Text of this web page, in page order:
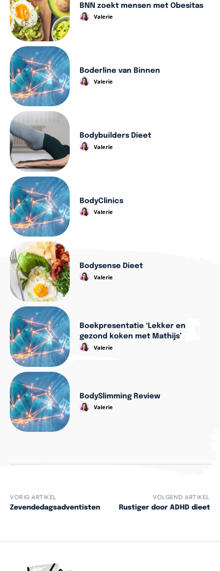
BNN zoekt mensen met Obesitas
Valerie
Boderline van Binnen
Valerie
Bodybuilders Dieet
Valerie
BodyClinics
Valerie
Bodysense Dieet
Valerie
Boekpresentatie ‘Lekker en
gezond koken met Mathijs’
Valerie
BodySlimming Review
Valerie
VORIG ARTIKEL
Zevendedagsadventisten
VOLGEND ARTIKEL
Rustiger door ADHD dieet